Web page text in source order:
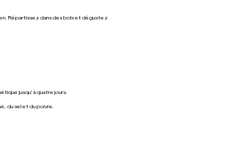
Répartissez dans des bols et dégustez
jusqu'à quatre jours.
du sel et du poivre.